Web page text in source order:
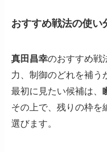
おすすめ戦法の使い
真田昌幸のおすすめ戦
力、制御のどれを補う
最初に見たい候補は、
その上で、残りの枠を
選びます。